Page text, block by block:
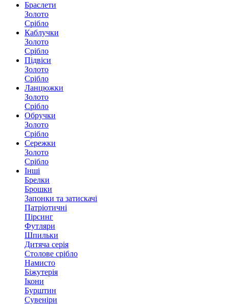
Браслети
Золото
Срібло
Каблучки
Золото
Срібло
Підвіси
Золото
Срібло
Ланцюжки
Золото
Срібло
Обручки
Золото
Срібло
Сережки
Золото
Срібло
Інші
Брелки
Брошки
Запонки та затискачі
Патріотичні
Пірсинг
Футляри
Шпильки
Дитяча серія
Столове срібло
Намисто
Біжутерія
Ікони
Бурштин
Сувеніри